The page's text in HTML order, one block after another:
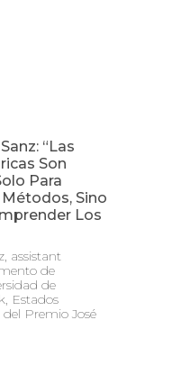
“Las
Son
Para
Sino
Los
assistant
de
de
Estados
Premio José